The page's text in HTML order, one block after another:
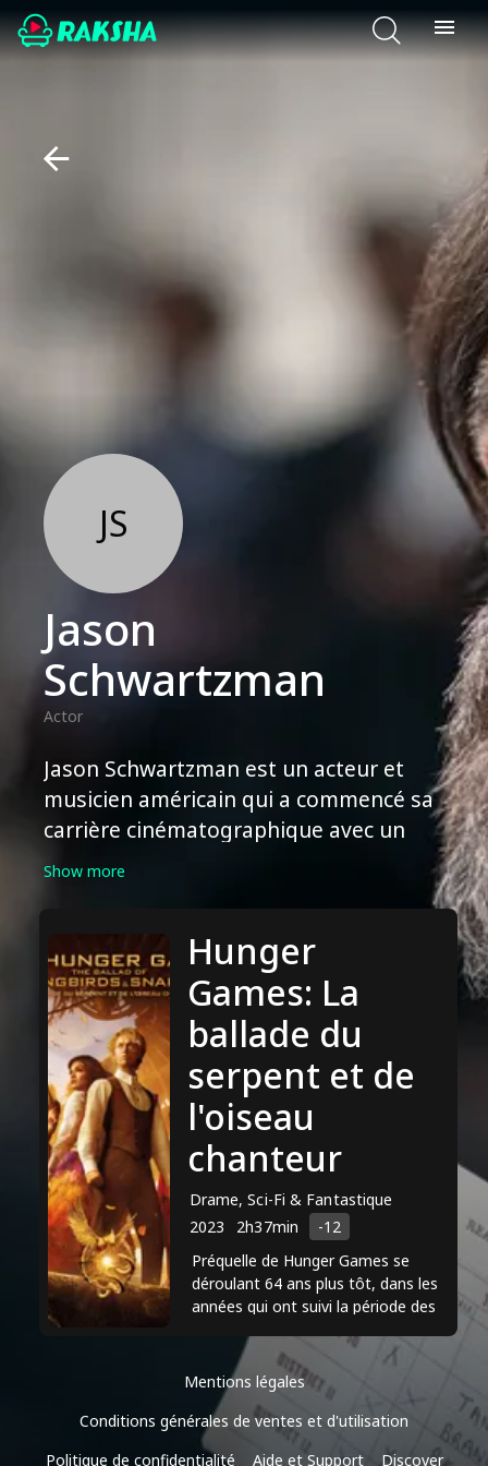
JS
Jason
Schwartzman
Actor
Jason Schwartzman est un acteur et
musicien américain qui a commencé sa
carrière cinématographique avec un
rôle principal dans "Rushmore" en 1998.
Depuis, il est apparu dans des films tels
Mr. Fox" et "The Grand Budapest
Hotel", tous réalisés par Wes Anderson.
Schwartzman a été acclamé par la
critique pour ses performances et a été
nommé pour plusieurs prix, dont un
Golden Globe pour son rôle dans la
série télévisée "Bored to Death". Outre
son rôle d'acteur, il est également
connu pour son travail de musicien,
puisqu'il est le batteur du groupe
Phantom Planet.
Show more
Hunger
Games: La
ballade du
serpent et de
l'oiseau
chanteur
Drame, Sci-Fi & Fantastique
2023
2h37min
-12
Préquelle de Hunger Games se
déroulant 64 ans plus tôt, dans les
années qui ont suivi la période des
rébellion ratée à Panem... ...
Mentions légales
Conditions générales de ventes et d'utilisation
Politique de confidentialité
Aide et Support Discover